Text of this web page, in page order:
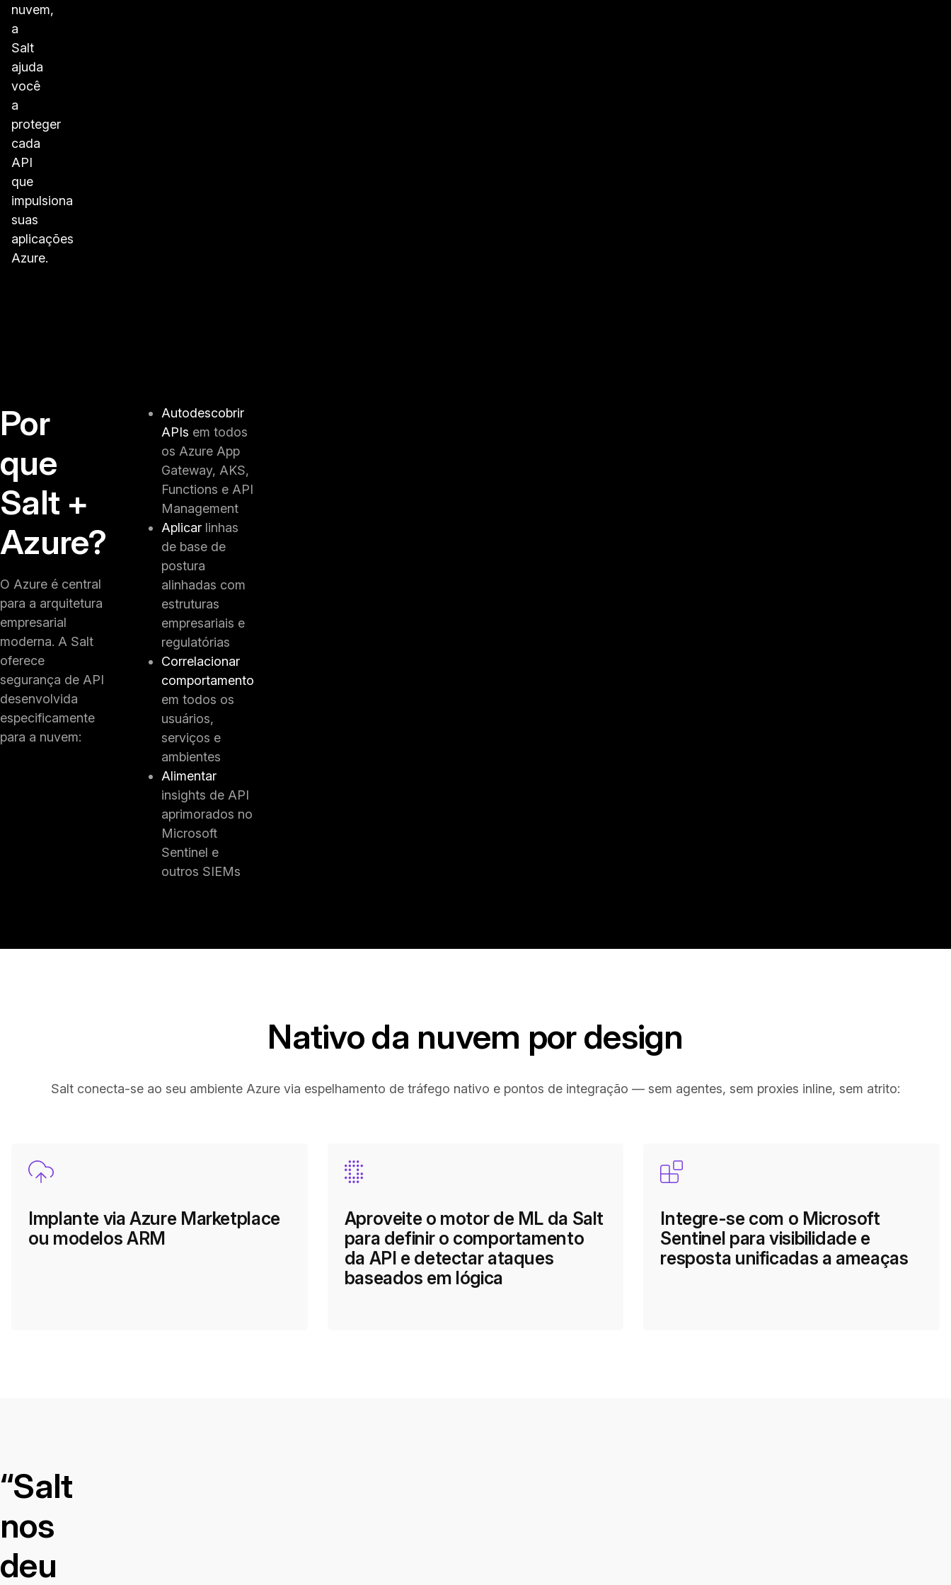
nuvem,
a
Salt
ajuda
você
a
proteger
cada
API
que
impulsiona
suas
aplicações
Azure.
Por
que
Salt +
Azure?
O Azure é central
para a arquitetura
empresarial
moderna. A Salt
oferece
segurança de API
desenvolvida
especificamente
para a nuvem:
Autodescobrir
APIs em todos
os Azure App
Gateway, AKS,
Functions e API
Management
Aplicar linhas
de base de
postura
alinhadas com
estruturas
empresariais e
regulatórias
Correlacionar
comportamento
em todos os
usuários,
serviços e
ambientes
Alimentar
insights de API
aprimorados no
Microsoft
Sentinel e
outros SIEMs
Nativo da nuvem por design
Salt conecta-se ao seu ambiente Azure via espelhamento de tráfego nativo e pontos de integração — sem agentes, sem proxies inline, sem atrito:
Implante via Azure Marketplace
ou modelos ARM
Aproveite o motor de ML da Salt
para definir o comportamento
da API e detectar ataques
baseados em lógica
Integre-se com o Microsoft
Sentinel para visibilidade e
resposta unificadas a ameaças
“Salt
nos
deu